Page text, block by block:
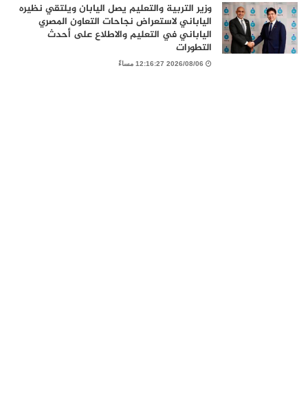
وزير التربية والتعليم يصل اليابان ويلتقي نظيره
الياباني لاستعراض نجاحات التعاون المصري
الياباني في التعليم والاطلاع على أحدث
التطورات
2026/08/06 12:16:27 مساءً